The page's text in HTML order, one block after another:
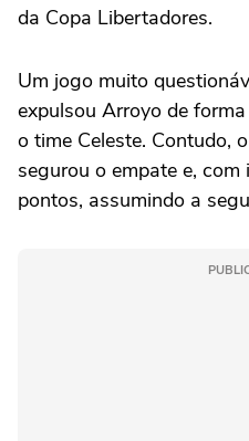
da Copa Libertadores.
Um jogo muito
expulsou Arroyo de
o time Celeste. Contudo,
segurou o empate e,
pontos, assumindo a